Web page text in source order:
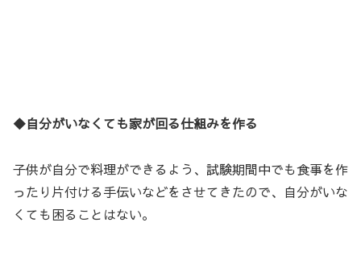
◆自分がいなくても家が回る仕組みを作る
子供が自分で料理ができるよう、試験期間中でも食事を作
ったり片付ける手伝いなどをさせてきたので、自分がいな
くても困ることはない。